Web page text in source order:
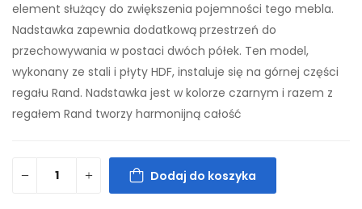
element służący do zwiększenia pojemności tego mebla.
Nadstawka zapewnia dodatkową przestrzeń do
przechowywania w postaci dwóch półek. Ten model,
wykonany ze stali i płyty HDF, instaluje się na górnej części
regału Rand. Nadstawka jest w kolorze czarnym i razem z
regałem Rand tworzy harmonijną całość
Dodaj do koszyka